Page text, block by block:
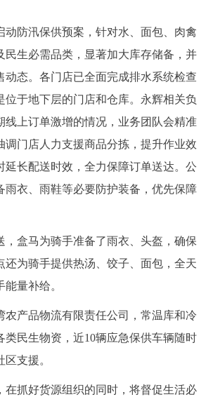
FRANÇAIS
العربية PORTUGUÊS
回到顶部
防汛保供预案，针对水、面包、肉禽
民生必需品类，显著加大库存储备，并
动态。各门店已全面完成排水系统检查
位于地下层的门店和仓库。永辉相关负
线上订单激增的情况，业务团队会精准
调门店人力支援商品分拣，提升作业效
延长配送时效，全力保障订单送达。公
雨衣、雨鞋等必要防护装备，优先保障
盒马为骑手准备了雨衣、头盔，确保
还为骑手提供热汤、饺子、面包，全天
量补给。
产品物流有限责任公司，常温库和冷
类民生物资，近10辆应急保供车辆随时
支援。
抓好货源组织的同时，将督促生活必